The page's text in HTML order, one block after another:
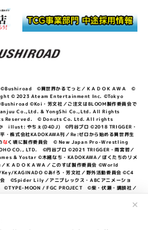
✕
©異世界かるてっと／ＫＡＤＯＫＡＷＡ ©
© 2023 Ateam Entertainment Inc. ©Tokyo
©Koi・芳文社／ご注文はBLOOM製作委員会で
Co.,Ltd. & YongShi Co.,Ltd. All Rights
Reserved. © Donuts Co. Ltd. All rights
やちぇ(D4DJ) ©円谷プロ ©2018 TRIGGER・
株式会社KADOKAWA刊／Re:ゼロから始める異世界生
なく頃に製作委員会 © New Japan Pro-Wrestling
CO., LTD. ©円谷プロ ©2021 TRIGGER・雨宮哲／
& Yostar ©木緒なち・KADOKAWA／ぼくたちのリメ
ＫＡＤＯＫＡＷＡ／このすば製作委員会 ©World
KAGINADO ©あfろ・芳文社／野外活動委員会 ©C4
©Spider Lily／アニプレックス・ABCアニメーショ
©TYPE-MOON / FGC PROJECT ©柴・伏瀬・講談社／
大大大大好きな製作委員会 ©IIS-P／ぽんのみち製作委
場版グリッドマンユニバース」製作委員会 © NEXON